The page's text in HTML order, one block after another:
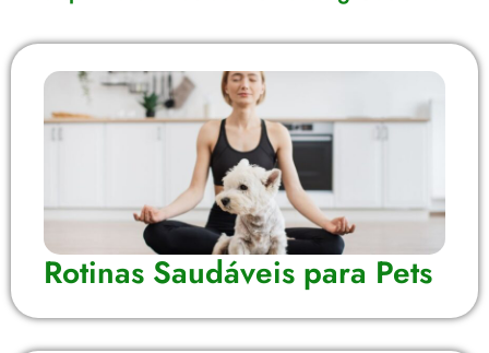
Rotinas Saudáveis para Pets